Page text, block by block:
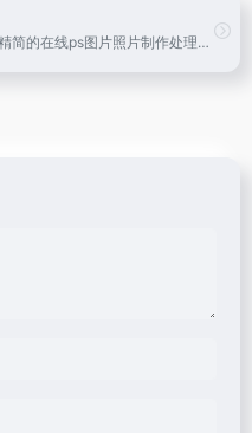
PS在线图片编辑器是一个专业精简的在线ps图片照片制作处理软件工具，绿色免安装，免下载，直接在浏览器打开就可用它修正，调整和美化图像。